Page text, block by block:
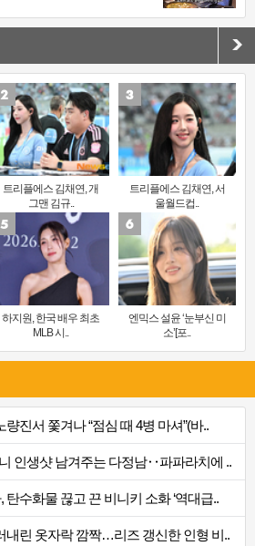
트리플에스 김채연, 개
그맨 김규..
트리플에스 김채연, 서
울월드컵..
하지원, 한국 배우 최초
MLB 시..
엔믹스 설윤 ‘눈부신 미
소’[포..
진서 쫓겨나 “점심 때 4병 마셔”(바..
인생샷 남겨주는 다정남‥파파라치에 ..
수화물 끊고 끈 비니키 소화 ‘역대급..
내린 옷자락 깜짝…리즈 갱신한 인형 비..